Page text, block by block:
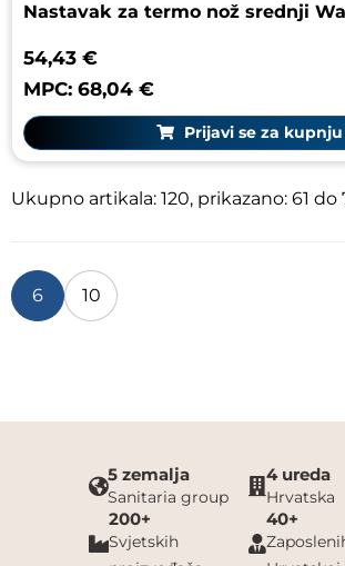
Nastavak za termo nož srednji
54,43 €
MPC: 68,04 €
Prijavi se za kupnju
Ukupno artikala: 120, prikazano: 61 do
6 10
5 zemalja
Sanitaria group
4 ureda
Hrvatska
200+
Svjetskih
40+